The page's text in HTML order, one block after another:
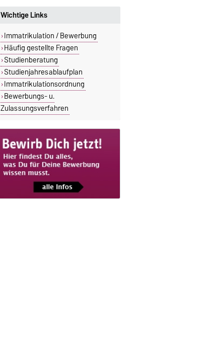
Wichtige Links
Immatrikulation / Bewerbung
Häufig gestellte Fragen
Studienberatung
Studienjahresablaufplan
Immatrikulationsordnung
Bewerbungs- u.
Zulassungsverfahren